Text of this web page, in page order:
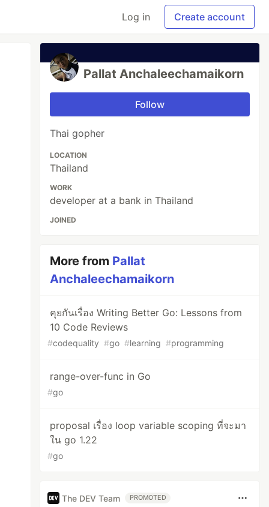
Log in Create account
Pallat Anchaleechamaikorn
Follow
Thai gopher
LOCATION
Thailand
WORK
developer at a bank in Thailand
JOINED
More from Pallat
Anchaleechamaikorn
คุยกันเรื่อง Writing Better Go: Lessons from
10 Code Reviews
#codequality #go #learning #programming
range-over-func in Go
#go
proposal เรื่อง loop variable scoping ที่จะมา
ใน go 1.22
#go
The DEV Team PROMOTED